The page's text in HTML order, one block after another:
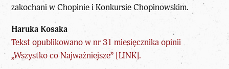
zakochani w Chopinie i Konkursie Chopinowskim.
Haruka Kosaka
Tekst opublikowano w nr 31 miesięcznika opinii
„Wszystko co Najważniejsze” [LINK].